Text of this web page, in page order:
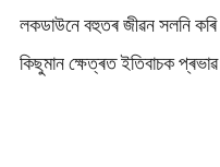
লকডাউনে বহুতৰ জীৱন সলনি কৰি
কিছুমান ক্ষেত্ৰত ইতিবাচক